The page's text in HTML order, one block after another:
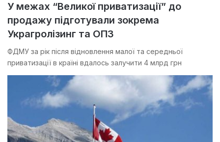
У межах “Великої приватизації” до
продажу підготували зокрема
Украгролізинг та ОПЗ
ФДМУ за рік після відновлення малої та середньої
приватизації в країні вдалось залучити 4 млрд грн